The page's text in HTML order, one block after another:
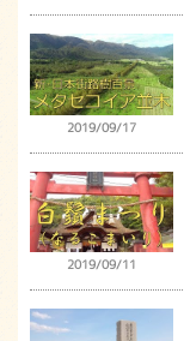
2019/09/17
2019/09/11